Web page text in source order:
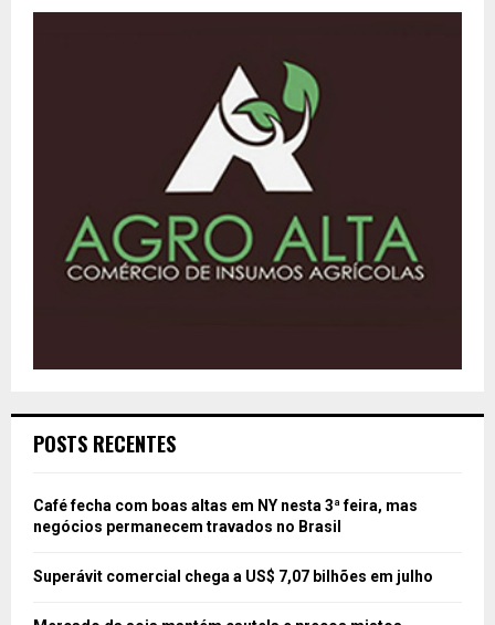
POSTS RECENTES
Café fecha com boas altas em NY nesta 3ª feira, mas
negócios permanecem travados no Brasil
Superávit comercial chega a US$ 7,07 bilhões em julho